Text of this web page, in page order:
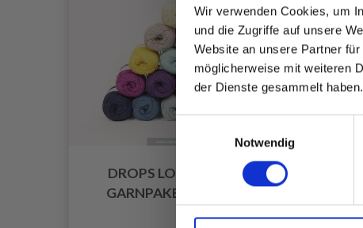
Wir verwenden Cookies, um
und die Zugriffe auf unsere
Website an unsere Partner
möglicherweise mit weiteren
der Dienste gesammelt haben.
Einwilligungsauswahl
Notwendig
DROPS LOVES YOU 7
GARNPAKET - 19 NGL